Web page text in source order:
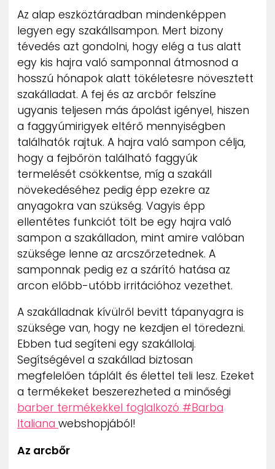
Az alap eszköztáradban mindenképpen
legyen egy szakállsampon. Mert bizony
tévedés azt gondolni, hogy elég a tus alatt
egy kis hajra való samponnal átmosnod a
hosszú hónapok alatt tökéletesre növesztett
szakálladat. A fej és az arcbőr felszíne
ugyanis teljesen más ápolást igényel, hiszen
a faggyúmirigyek eltérő mennyiségben
találhatók rajtuk. A hajra való sampon célja,
hogy a fejbőrön található faggyúk
termelését csökkentse, míg a szakáll
növekedéséhez pedig épp ezekre az
anyagokra van szükség. Vagyis épp
ellentétes funkciót tölt be egy hajra való
sampon a szakálladon, mint amire valóban
szüksége lenne az arcszőrzetednek. A
samponnak pedig ez a szárító hatása az
arcon előbb-utóbb irritációhoz vezethet.
A szakálladnak kívülről bevitt tápanyagra is
szüksége van, hogy ne kezdjen el töredezni.
Ebben tud segíteni egy szakállolaj.
Segítségével a szakállad biztosan
megfelelően táplált és élettel teli lesz. Ezeket
a termékeket beszerezheted a minőségi
barber termékekkel foglalkozó #Barba
Italiana webshopjából!
Az arcbőr